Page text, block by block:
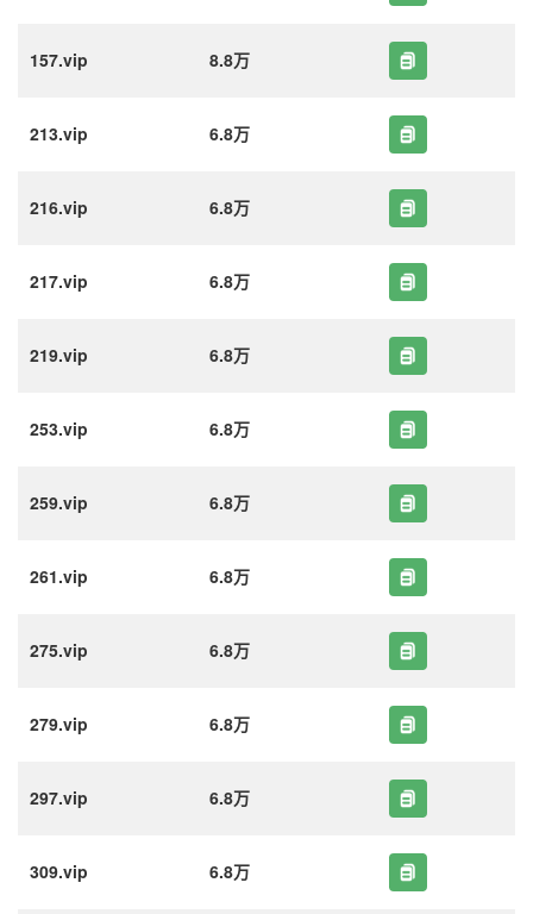
157.vip 8.8万
213.vip 6.8万
216.vip 6.8万
217.vip 6.8万
219.vip 6.8万
253.vip 6.8万
259.vip 6.8万
261.vip 6.8万
275.vip 6.8万
279.vip 6.8万
297.vip 6.8万
309.vip 6.8万